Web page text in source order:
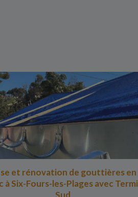
et rénovation de gouttières en
à Six-Fours-les-Plages avec Termi
Sud